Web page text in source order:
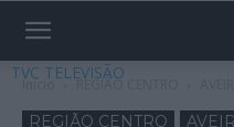
TVC TELEVISÃO
Início REGIÃO CENTRO
REGIÃO CENTRO